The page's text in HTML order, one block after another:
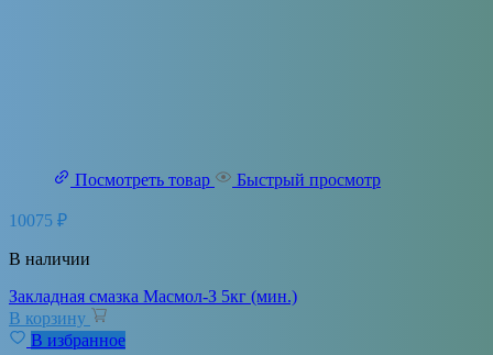
Посмотреть товар Быстрый просмотр
10075 ₽
В наличии
Закладная смазка Масмол-З 5кг (мин.)
В корзину
В избранное